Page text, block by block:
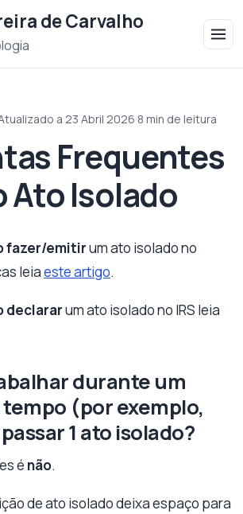
de Carvalho
a 23 Abril 2026 8 min de leitura
Frequentes
Ato Isolado
fazer/emitirum ato isolado no
leiaeste artigo.
declararum ato isolado no IRS leia
durante um
(por exemplo,
1 ato isolado?
é não.
de ato isolado deixa espaço para